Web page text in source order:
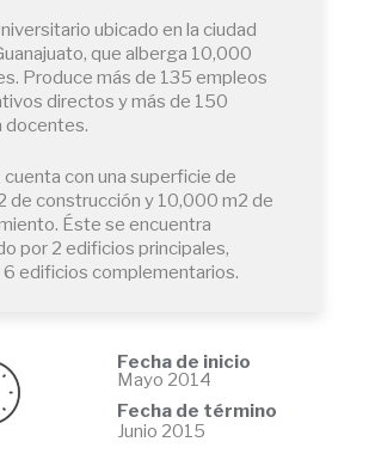
ubicado en la ciudad
que alberga 10,000
Produce más de 135 empleos
directos y más de 150
docentes.
cuenta con una superficie de
de construcción y 10,000 m2 de
Éste se encuentra
por 2 edificios principales,
6 edificios complementarios.
Fecha de inicio
Mayo 2014
Fecha de término
Junio 2015